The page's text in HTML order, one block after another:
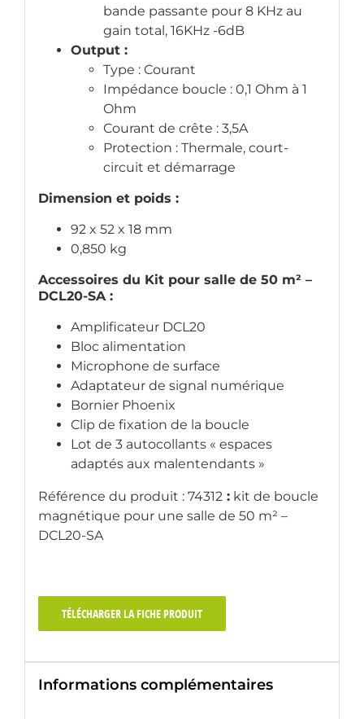
bande passante pour 8 KHz au
gain total, 16KHz -6dB
Output :
Type : Courant
Impédance boucle : 0,1 Ohm à 1
Ohm
Courant de crête : 3,5A
Protection : Thermale, court-
circuit et démarrage
Dimension et poids :
92 x 52 x 18 mm
0,850 kg
Accessoires du Kit pour salle de 50 m² –
DCL20-SA :
Amplificateur DCL20
Bloc alimentation
Microphone de surface
Adaptateur de signal numérique
Bornier Phoenix
Clip de fixation de la boucle
Lot de 3 autocollants « espaces
adaptés aux malentendants »
Référence du produit : 74312:kit de boucle
magnétique pour une salle de 50 m² –
DCL20-SA
TÉLÉCHARGER LA FICHE PRODUIT
Informations complémentaires